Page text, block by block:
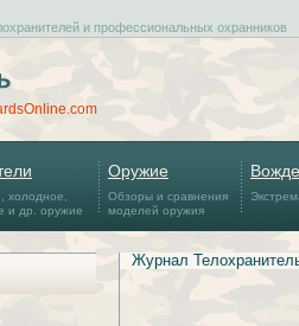
и профессиональных охранников
холодное,
и др. оружие
Оружие
Обзоры и сравнения
моделей оружия
Журнал